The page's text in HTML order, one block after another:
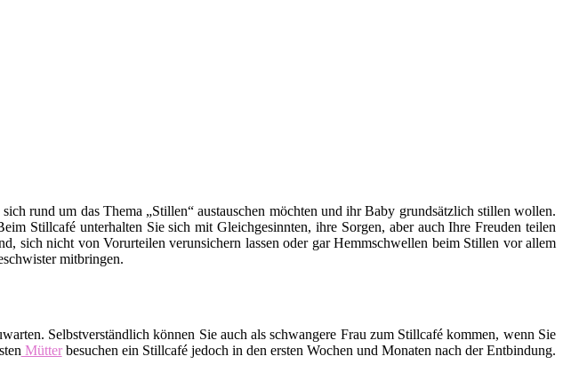
rund um das Thema „Stillen“ austauschen möchten und ihr Baby grundsätzlich stillen wollen.
Stillcafé unterhalten Sie sich mit Gleichgesinnten, ihre Sorgen, aber auch Ihre Freuden teilen
sich nicht von Vorurteilen verunsichern lassen oder gar Hemmschwellen beim Stillen vor allem
mitbringen.
Selbstverständlich können Sie auch als schwangere Frau zum Stillcafé kommen, wenn Sie
Mütterbesuchen ein Stillcafé jedoch in den ersten Wochen und Monaten nach der Entbindung.